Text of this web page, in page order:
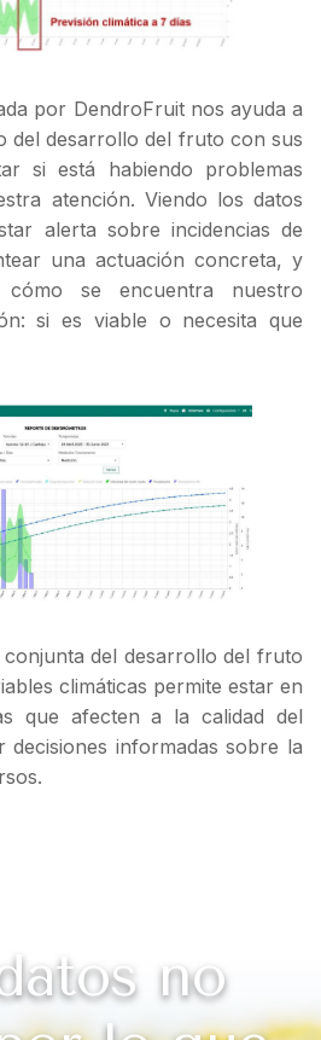
por DendroFruit nos ayuda a
del desarrollo del fruto con sus
si está habiendo problemas
atención. Viendo los datos
alerta sobre incidencias de
una actuación concreta, y
se encuentra nuestro
si es viable o necesita que
del desarrollo del fruto
climáticas permite estar en
que afecten a la calidad del
informadas sobre la
no